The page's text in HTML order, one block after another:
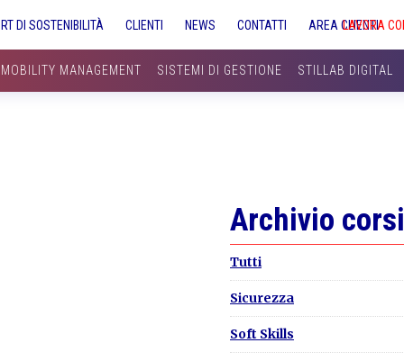
DI SOSTENIBILITÀ CLIENTI NEWS CONTATTI AREA CLIENTI
LAVORA
MOBILITY MANAGEMENT SISTEMI DI GESTIONE STILLAB DIGITAL
Primary
Sidebar
Archivio corsi
Tutti
Sicurezza
Soft Skills